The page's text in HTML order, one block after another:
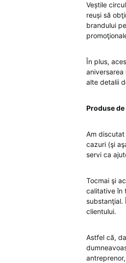
Veștile
reuși să
brandului
În plus,
alte detalii
Produse
Am
cazuri (şi
servi ca
Tocmai şi
calitative în
substanţial.
clientului.
Astfel că,